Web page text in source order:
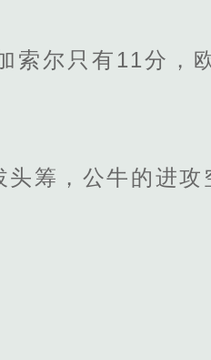
尔只有11分，欧
，公牛的进攻